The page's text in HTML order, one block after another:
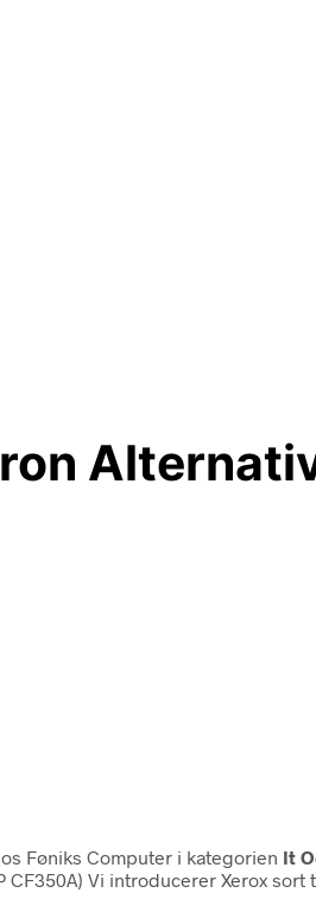
Føniks Computer i kategorien It
Vi introducerer Xerox